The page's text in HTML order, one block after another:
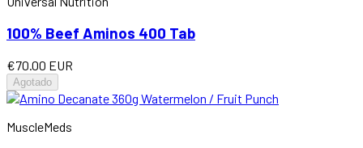
100% Beef Aminos 400 Tab
€70.00 EUR
Agotado
MuscleMeds